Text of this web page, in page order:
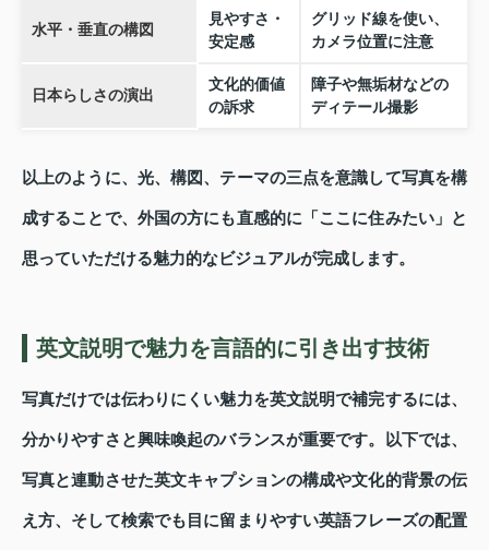
水平・垂直の構図
見やすさ・
安定感
グリッド線を使い、
カメラ位置に注意
日本らしさの演出
文化的価値
の訴求
障子や無垢材などの
ディテール撮影
以上のように、光、構図、テーマの三点を意識して写真を構
成することで、外国の方にも直感的に「ここに住みたい」と
思っていただける魅力的なビジュアルが完成します。
英文説明で魅力を言語的に引き出す技術
写真だけでは伝わりにくい魅力を英文説明で補完するには、
分かりやすさと興味喚起のバランスが重要です。以下では、
写真と連動させた英文キャプションの構成や文化的背景の伝
え方、そして検索でも目に留まりやすい英語フレーズの配置